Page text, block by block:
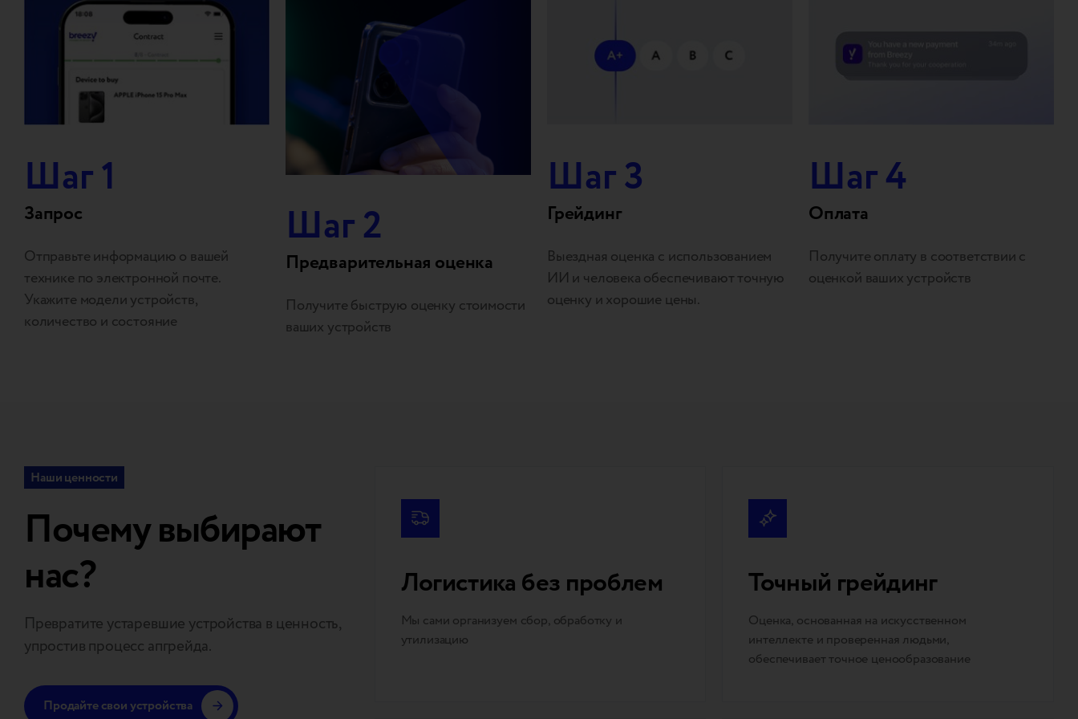
Шаг 1
Запрос
Отправьте информацию о вашей
технике по электронной почте.
Укажите модели устройств,
количество и состояние
Шаг 2
Предварительная оценка
Получите быструю оценку стоимости
ваших устройств
Шаг 3
Грейдинг
Выездная оценка с использованием
ИИ и человека обеспечивают точную
оценку и хорошие цены.
Шаг 4
Оплата
Получите оплату в соответствии с
оценкой ваших устройств
Наши ценности
Почему выбирают
нас?
Превратите устаревшие устройства в ценность,
упростив процесс апгрейда.
Продайте свои устройства
Логистика без проблем
Мы сами организуем сбор, обработку и
утилизацию
Точный грейдинг
Оценка, основанная на искусственном
интеллекте и проверенная людьми,
обеспечивает точное ценообразование